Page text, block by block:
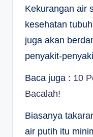
Kekurangan air
kesehatan
juga akan
penyakit-
Baca juga : 10
Bacalah!
Biasanya
air putih itu